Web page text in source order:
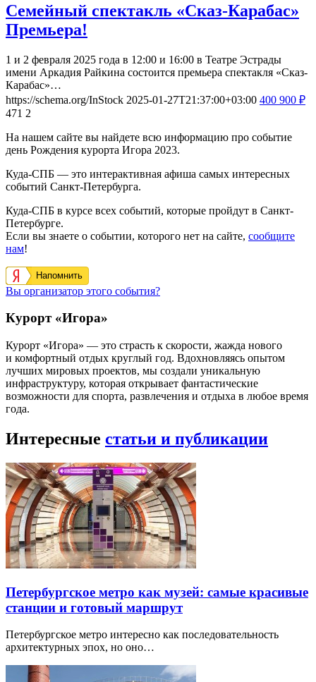
Семейный спектакль «Сказ-Карабас»
Премьера!
1 и 2 февраля 2025 года в 12:00 и 16:00 в Театре Эстрады
имени Аркадия Райкина состоится премьера спектакля «Сказ-
Карабас»…
https://schema.org/InStock 2025-01-27T21:37:00+03:00 400 900 ₽
471 2
На нашем сайте вы найдете всю информацию про событие
день Рождения курорта Игора 2023.
Куда-СПБ — это интерактивная афиша самых интересных
событий Санкт-Петербурга.
Куда-СПБ в курсе всех событий, которые пройдут в Санкт-
Петербурге.
Если вы знаете о событии, которого нет на сайте, сообщите
нам!
Напомнить
Вы организатор этого события?
Курорт «Игора»
Курорт «Игора» — это страсть к скорости, жажда нового
и комфортный отдых круглый год. Вдохновляясь опытом
лучших мировых проектов, мы создали уникальную
инфраструктуру, которая открывает фантастические
возможности для спорта, развлечения и отдыха в любое время
года.
Интересные статьи и публикации
Петербургское метро как музей: самые красивые
станции и готовый маршрут
Петербургское метро интересно как последовательность
архитектурных эпох, но оно…